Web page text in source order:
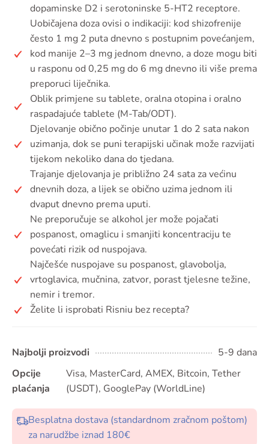
dopaminske D2 i serotoninske 5-HT2 receptore.
Uobičajena doza ovisi o indikaciji: kod shizofrenije
često 1 mg 2 puta dnevno s postupnim povećanjem,
kod manije 2–3 mg jednom dnevno, a doze mogu biti
u rasponu od 0,25 mg do 6 mg dnevno ili više prema
preporuci liječnika.
Oblik primjene su tablete, oralna otopina i oralno
raspadajuće tablete (M-Tab/ODT).
Djelovanje obično počinje unutar 1 do 2 sata nakon
uzimanja, dok se puni terapijski učinak može razvijati
tijekom nekoliko dana do tjedana.
Trajanje djelovanja je približno 24 sata za većinu
dnevnih doza, a lijek se obično uzima jednom ili
dvaput dnevno prema uputi.
Ne preporučuje se alkohol jer može pojačati
pospanost, omaglicu i smanjiti koncentraciju te
povećati rizik od nuspojava.
Najčešće nuspojave su pospanost, glavobolja,
vrtoglavica, mučnina, zatvor, porast tjelesne težine,
nemir i tremor.
Želite li isprobati Risniu bez recepta?
Najbolji proizvodi
5-9 dana
Opcije
plaćanja
Visa, MasterCard, AMEX, Bitcoin, Tether
(USDT), GooglePay (WorldLine)
Besplatna dostava (standardnom zračnom poštom)
za narudžbe iznad 180€